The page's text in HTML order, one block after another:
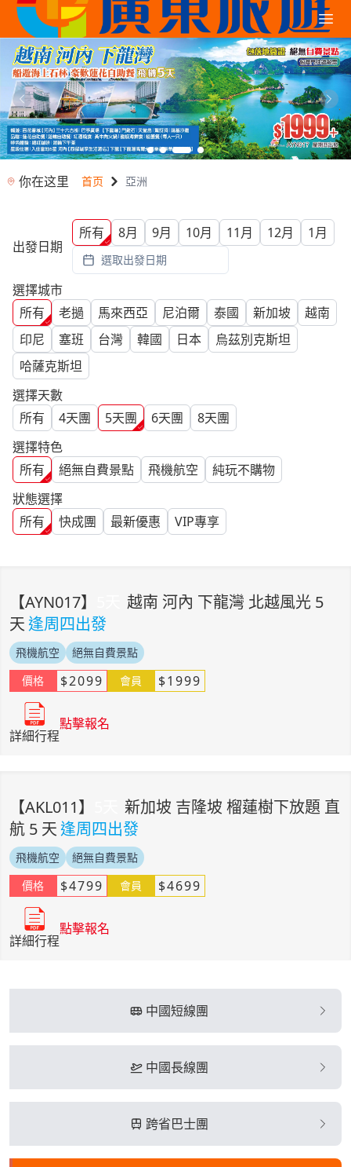
你在这里 首页 亞洲
出發日期
所有 8月 9月 10月 11月 12月 1月
選取出發日期
選擇城市
所有
老撾 馬來西亞 尼泊爾 泰國 新加坡
越南
印尼
塞班 台灣 韓國 日本
烏茲別克斯坦
哈薩克斯坦
選擇天數
所有
4天團 5天團 6天團 8天團
選擇特色
所有
絕無自費景點 飛機航空
純玩不購物
狀態選擇
所有
快成團 最新優惠 VIP專享
中國短線團
中國長線團
跨省巴士團
【AYN017】
越南 河內 下龍灣 北越風光 5
天逢周四出發
飛機航空
絕無自費景點
價格
$2099 會員 $1999
詳細行程
點擊報名
【AKL011】
新加坡 吉隆坡 榴蓮樹下放題 直
航 5 天逢周四出發
飛機航空
絕無自費景點
價格
$4799 會員 $4699
詳細行程
點擊報名